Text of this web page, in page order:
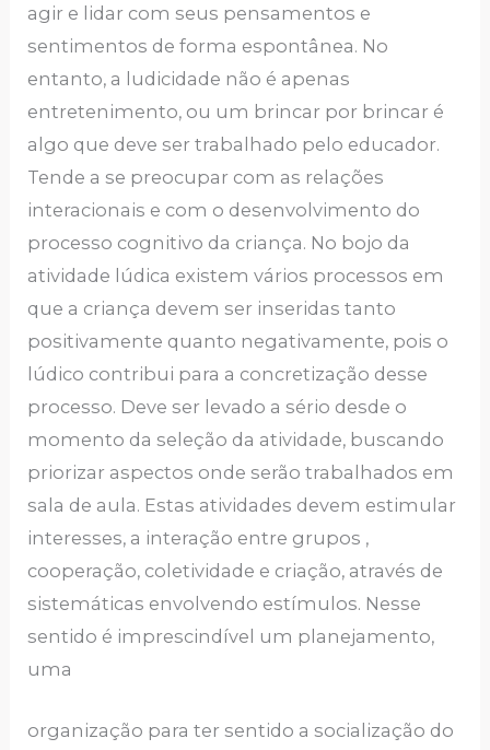
agir e lidar com seus pensamentos e
sentimentos de forma espontânea. No
entanto, a ludicidade não é apenas
entretenimento, ou um brincar por brincar é
algo que deve ser trabalhado pelo educador.
Tende a se preocupar com as relações
interacionais e com o desenvolvimento do
processo cognitivo da criança. No bojo da
atividade lúdica existem vários processos em
que a criança devem ser inseridas tanto
positivamente quanto negativamente, pois o
lúdico contribui para a concretização desse
processo. Deve ser levado a sério desde o
momento da seleção da atividade, buscando
priorizar aspectos onde serão trabalhados em
sala de aula. Estas atividades devem estimular
interesses, a interação entre grupos ,
cooperação, coletividade e criação, através de
sistemáticas envolvendo estímulos. Nesse
sentido é imprescindível um planejamento,
uma
organização para ter sentido a socialização do